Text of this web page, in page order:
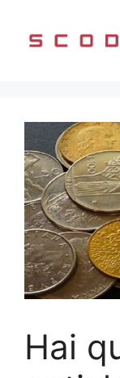
contenuto
Hai